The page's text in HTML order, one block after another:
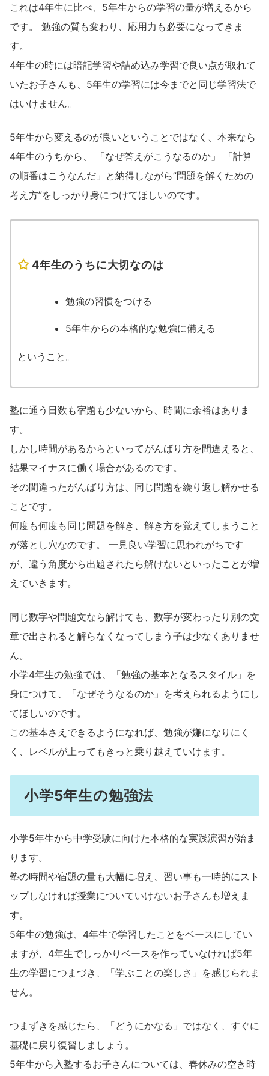
これは4年生に比べ、5年生からの学習の量が増えるから
です。 勉強の質も変わり、応用力も必要になってきま
す。
4年生の時には暗記学習や詰め込み学習で良い点が取れて
いたお子さんも、5年生の学習には今までと同じ学習法で
はいけません。
5年生から変えるのが良いということではなく、本来なら
4年生のうちから、 「なぜ答えがこうなるのか」 「計算
の順番はこうなんだ」と納得しながら”問題を解くための
考え方”をしっかり身につけてほしいのです。
4年生のうちに大切なのは
勉強の習慣をつける
5年生からの本格的な勉強に備える
ということ。
塾に通う日数も宿題も少ないから、時間に余裕はありま
す。
しかし時間があるからといってがんばり方を間違えると、
結果マイナスに働く場合があるのです。
その間違ったがんばり方は、同じ問題を繰り返し解かせる
ことです。
何度も何度も同じ問題を解き、解き方を覚えてしまうこと
が落とし穴なのです。 一見良い学習に思われがちです
が、違う角度から出題されたら解けないといったことが増
えていきます。
同じ数字や問題文なら解けても、数字が変わったり別の文
章で出されると解らなくなってしまう子は少なくありませ
ん。
小学4年生の勉強では、「勉強の基本となるスタイル」を
身につけて、「なぜそうなるのか」を考えられるようにし
てほしいのです。
この基本さえできるようになれば、勉強が嫌になりにく
く、レベルが上ってもきっと乗り越えていけます。
小学5年生の勉強法
小学5年生から中学受験に向けた本格的な実践演習が始ま
ります。
塾の時間や宿題の量も大幅に増え、習い事も一時的にスト
ップしなければ授業についていけないお子さんも増えま
す。
5年生の勉強は、4年生で学習したことをベースにしてい
ますが、4年生でしっかりベースを作っていなければ5年
生の学習につまづき、「学ぶことの楽しさ」を感じられま
せん。
つまずきを感じたら、「どうにかなる」ではなく、すぐに
基礎に戻り復習しましょう。
5年生から入塾するお子さんについては、春休みの空き時